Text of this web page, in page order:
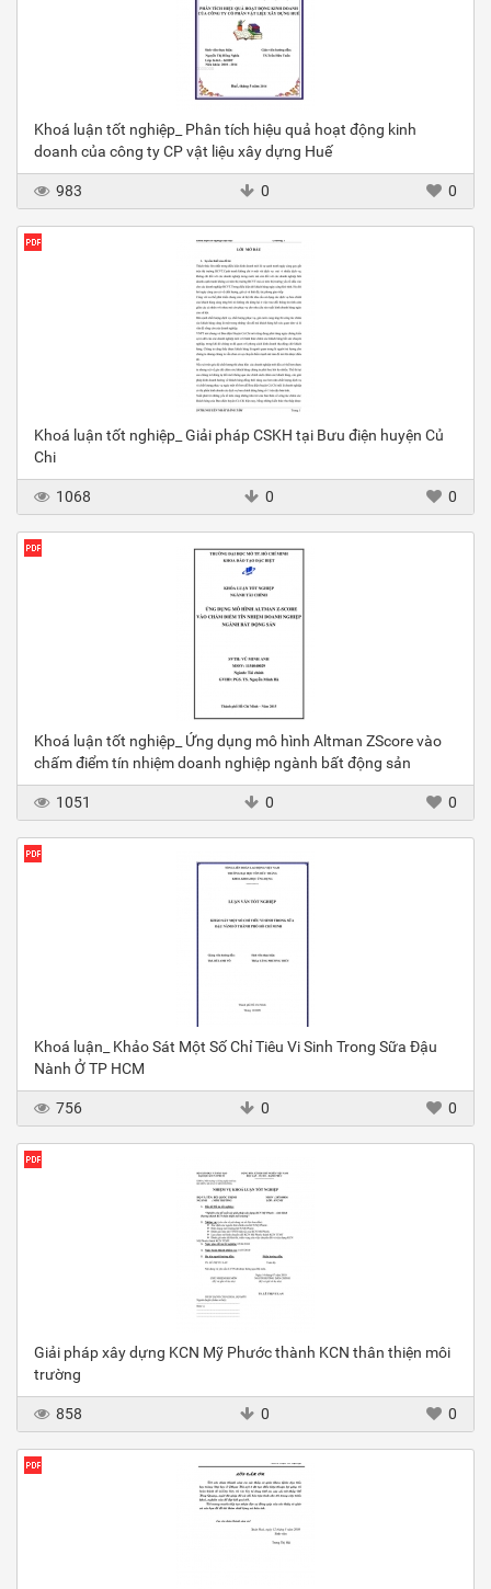
Khoá luận tốt nghiệp_ Phân tích hiệu quả hoạt động kinh
doanh của công ty CP vật liệu xây dựng Huế
983 0 0
Khoá luận tốt nghiệp_ Giải pháp CSKH tại Bưu điện huyện Củ
Chi
1068 0 0
Khoá luận tốt nghiệp_ Ứng dụng mô hình Altman ZScore vào
chấm điểm tín nhiệm doanh nghiệp ngành bất động sản
1051 0 0
Khoá luận_ Khảo Sát Một Số Chỉ Tiêu Vi Sinh Trong Sữa Đậu
Nành Ở TP HCM
756 0 0
Giải pháp xây dựng KCN Mỹ Phước thành KCN thân thiện môi
trường
858 0 0